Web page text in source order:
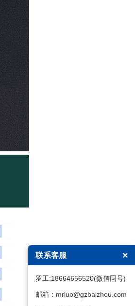
联系客服 ×
罗工:18664656520(微信同号)
邮箱：mrluo@gzbaizhou.com